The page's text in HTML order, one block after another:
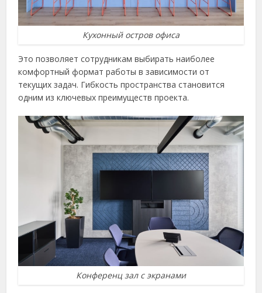
Кухонный остров офиса
Это позволяет сотрудникам выбирать наиболее
комфортный формат работы в зависимости от
текущих задач. Гибкость пространства становится
одним из ключевых преимуществ проекта.
Конференц зал с экранами